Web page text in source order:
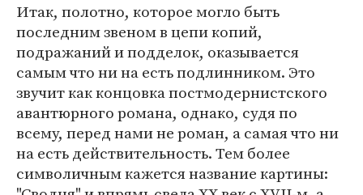
Итак, полотно, которое могло быть
последним звеном в цепи копий,
подражаний и подделок, оказывается
самым что ни на есть подлинником. Это
звучит как концовка постмодернистского
авантюрного романа, однако, судя по
всему, перед нами не роман, а самая что ни
на есть действительность. Тем более
символичным кажется название картины: